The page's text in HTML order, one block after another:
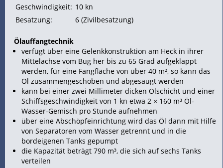
Geschwindigkeit: 10 kn
Besatzung:
6 (Zivilbesatzung)
Ölauffangtechnik
verfügt über eine Gelenkkonstruktion am Heck in ihrer
Mittelachse vom Bug her bis zu 65 Grad aufgeklappt
werden, für eine Fangfläche von über 40 m², so kann das
Öl zusammengeschoben und abgesaugt werden
kann bei einer zwei Millimeter dicken Ölschicht und einer
Schiffsgeschwindigkeit von 1 kn etwa 2 × 160 m³ Öl-
Wasser-Gemisch pro Stunde aufnehmen
über eine Abschöpfeinrichtung wird das Öl dann mit Hilfe
von Separatoren vom Wasser getrennt und in die
bordeigenen Tanks gepumpt
die Kapazität beträgt 790 m³, die sich auf sechs Tanks
verteilen